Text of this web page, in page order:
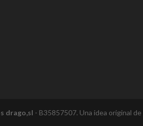
drago,sl - B35857507. Una idea original de